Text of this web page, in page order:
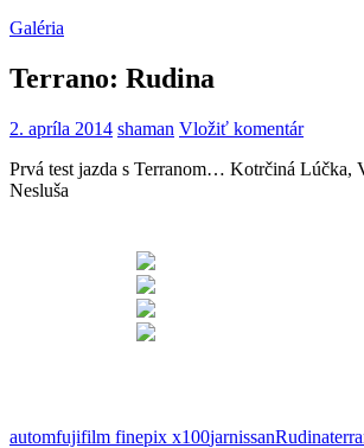
Galéria
Terrano: Rudina
2. apríla 2014 shaman Vložiť komentár
Prvá test jazda s Terranom… Kotrčiná Lúčka,
Nesluša
automfujifilm finepix x100jarnissanRudina